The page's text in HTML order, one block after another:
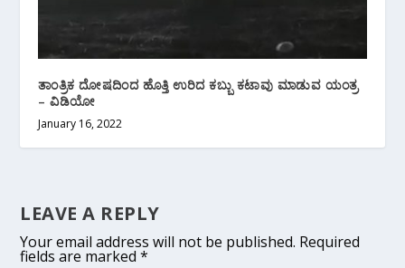
ತಾಂತ್ರಿಕ ದೋಷದಿಂದ ಹೊತ್ತಿ ಉರಿದ ಕಬ್ಬು ಕಟಾವು ಮಾಡುವ ಯಂತ್ರ
– ವಿಡಿಯೋ
January 16, 2022
LEAVE A REPLY
Your email address will not be published. Required
fields are marked*